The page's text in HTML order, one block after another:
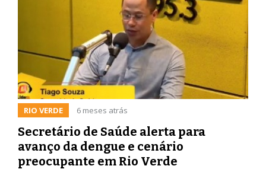
RIO VERDE 6 meses atrás
Secretário de Saúde alerta para
avanço da dengue e cenário
preocupante em Rio Verde